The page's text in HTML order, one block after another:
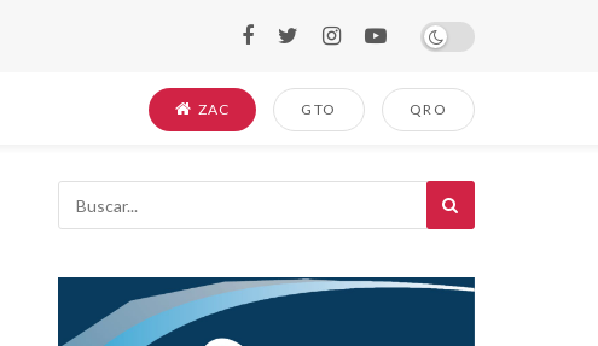
ZAC GTO QRO